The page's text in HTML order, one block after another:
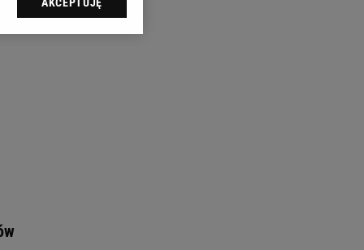
sp. z o.o., jej
swoje preferencje
celów identyfikacji.
reklam i treści,